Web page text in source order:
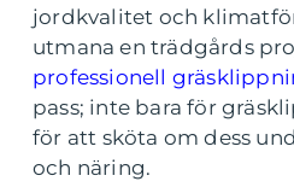
jordkvalitet och
utmana en trädgårds
professionell
pass; inte bara för
för att sköta om dess
och näring.